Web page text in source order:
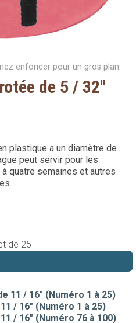
enfoncer pour un gros plan.
de 5 / 32"
plastique a un diamètre de
peut servir pour les
quatre semaines et autres
de 25
11 / 16" (Numéro 1 à 25)
/ 16" (Numéro 1 à 25)
/ 16" (Numéro 76 à 100)